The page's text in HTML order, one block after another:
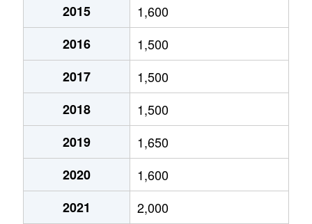
厚別中央２条
3,200万円
厚別中央２条
3,500万円
厚別中央３条
1,100万円
厚別中央３条
2,500万円
厚別中央３条
2,500万円
厚別中央３条
2,400万円
厚別中央４条
1,500万円
2015
1,600
2016
1,500
2017
1,500
2018
1,500
2019
1,650
2020
1,600
2021
2,000